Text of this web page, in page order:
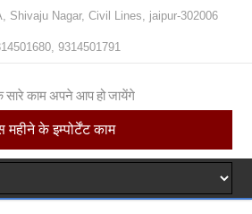
Shivaju Nagar, Civil Lines, jaipur-302006
9314501791
काम अपने आप हो जायेंगे
महीने के इम्पोर्टेंट काम